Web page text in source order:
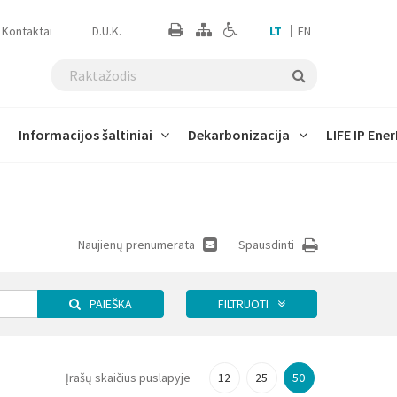
Kontaktai D.U.K. LT EN
Informacijos šaltiniai Dekarbonizacija LIFE IP
kaitos technologijos
Naujienų prenumerata Spausdinti
PAIEŠKA FILTRUOTI
Įrašų skaičius puslapyje 12 25 50